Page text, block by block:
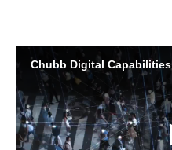
Chubb Digital Capabilities